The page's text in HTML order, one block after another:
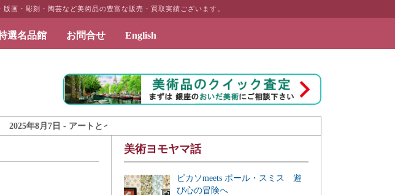
画・彫刻・陶芸など美術品の豊富な販売・買取実績ございます。
選名品館 お問合せ English
7日 - アートとインテリアのギャラリーページ「絵画のある暮らしを」を公開致しました
美術ヨモヤマ話
ピカソmeets ポール・スミス 遊
び心の冒険へ